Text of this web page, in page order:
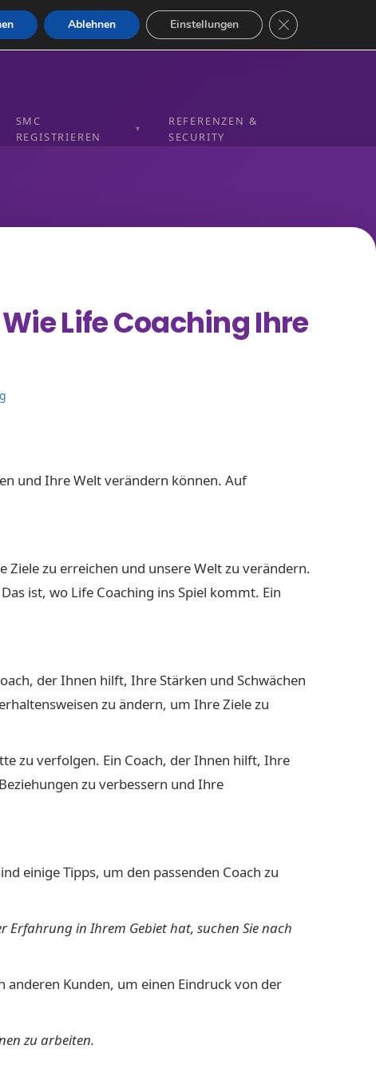
SMC
REGISTRIEREN
▼
REFERENZEN &
SECURITY
Life Coaching Ihre
und Ihre Welt verändern können. Auf
zu erreichen und unsere Welt zu verändern.
ist, wo Life Coaching ins Spiel kommt. Ein
der Ihnen hilft, Ihre Stärken und Schwächen
zu ändern, um Ihre Ziele zu
zu verfolgen. Ein Coach, der Ihnen hilft, Ihre
zu verbessern und Ihre
einige Tipps, um den passenden Coach zu
Erfahrung in Ihrem Gebiet hat, suchen Sie nach
anderen Kunden, um einen Eindruck von der
zu arbeiten.
Ablehnen Einstellungen GDPR Cookie-